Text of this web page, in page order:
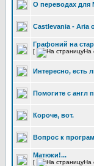
О переводах для
Castlevania - Aria
Графоний на
[ На
Интересно, есть
Помогите с англ
Короче, вот.
Вопрос к
Матюки!...
[ На